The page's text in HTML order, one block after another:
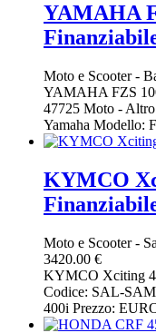
YAMAHA
Moto e Scooter-
YAMAHA FZS
47725 Moto -
Yamaha Modello:
KYMCO
Moto e Scooter-
3420.00 €
KYMCO Xciting
Codice: SAL-
400i Prezzo: